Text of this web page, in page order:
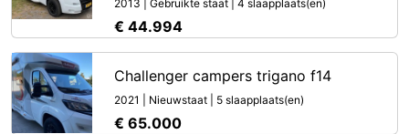
2013 | Gebruikte staat | 4 slaapplaats(en)
€ 44.994
Challenger campers trigano f14
2021 | Nieuwstaat | 5 slaapplaats(en)
€ 65.000